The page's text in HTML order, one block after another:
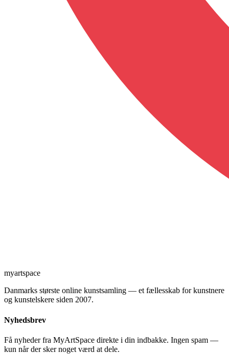
myartspace
Danmarks største online kunstsamling — et fællesskab for kunstnere
og kunstelskere siden 2007.
Nyhedsbrev
Få nyheder fra MyArtSpace direkte i din indbakke. Ingen spam —
kun når der sker noget værd at dele.